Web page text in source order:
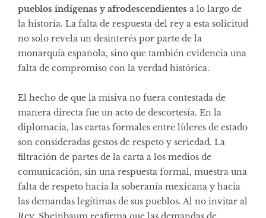
pueblos indígenas y afrodescendientes a lo largo de
la historia. La falta de respuesta del rey a esta solicitud
no solo revela un desinterés por parte de la
monarquía española, sino que también evidencia una
falta de compromiso con la verdad histórica.
El hecho de que la misiva no fuera contestada de
manera directa fue un acto de descortesía. En la
diplomacia, las cartas formales entre líderes de estado
son consideradas gestos de respeto y seriedad. La
filtración de partes de la carta a los medios de
comunicación, sin una respuesta formal, muestra una
falta de respeto hacia la soberanía mexicana y hacia
las demandas legítimas de sus pueblos. Al no invitar al